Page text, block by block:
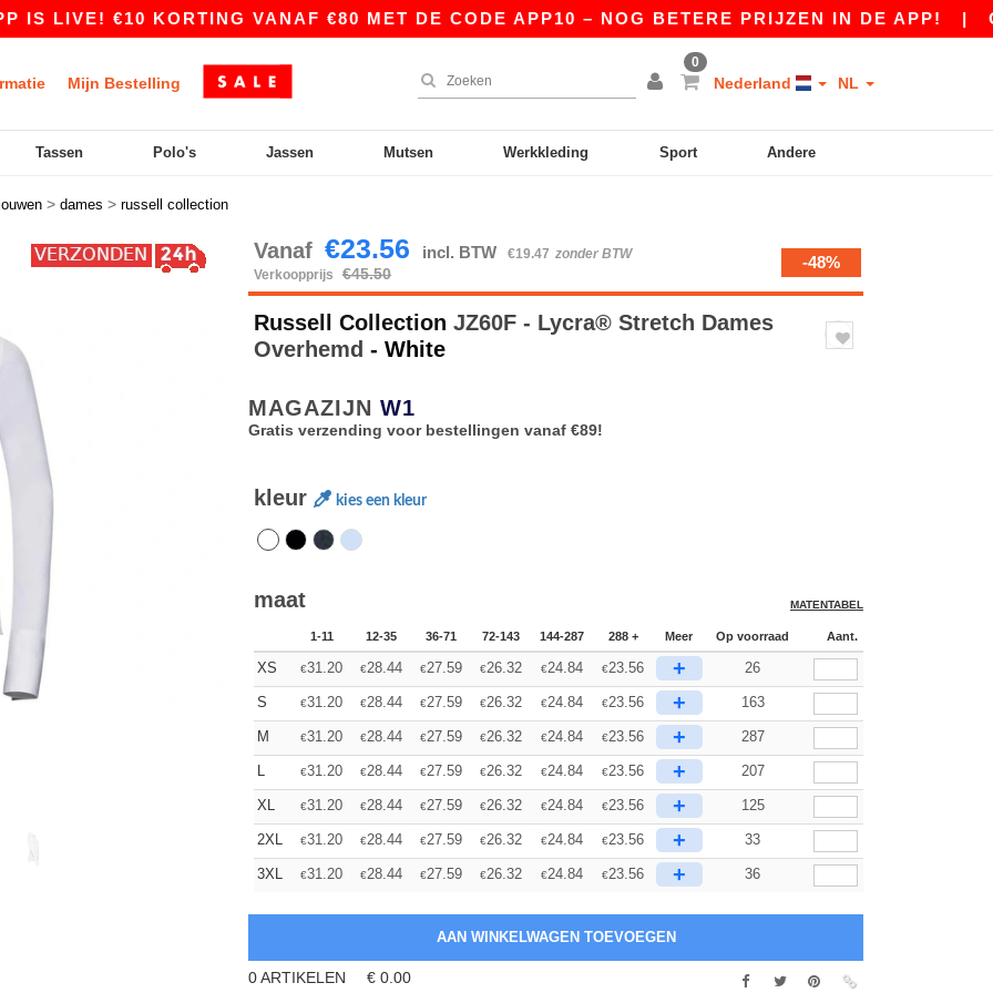
€10 KORTING VANAF €80 MET DE CODE APP10 – NOG BETERE PRIJZEN IN DE APP!|ONZE
Mijn Bestelling
0
Nederland NL
Tassen Polo's Jassen Mutsen Werkkleding Sport Andere
> dames > russell collection
Vanaf €23.56 incl. BTW €19.47 zonder BTW
Verkoopprijs
€45.50
-48%
Russell Collection JZ60F - Lycra® Stretch Dames
Overhemd - White
MAGAZIJN W1
Gratis verzending voor bestellingen vanaf €89!
kleur kies een kleur
maat MATENTABEL
1-11 12-35 36-71 72-143 144-287 288 + Meer Op voorraad Aant.
XS €31.20 €28.44 €27.59 €26.32 €24.84 €23.56 + 26
S €31.20 €28.44 €27.59 €26.32 €24.84 €23.56 + 163
M €31.20 €28.44 €27.59 €26.32 €24.84 €23.56 + 287
L €31.20 €28.44 €27.59 €26.32 €24.84 €23.56 + 207
XL €31.20 €28.44 €27.59 €26.32 €24.84 €23.56 + 125
2XL €31.20 €28.44 €27.59 €26.32 €24.84 €23.56 + 33
3XL €31.20 €28.44 €27.59 €26.32 €24.84 €23.56 + 36
0ARTIKELEN € 0.00